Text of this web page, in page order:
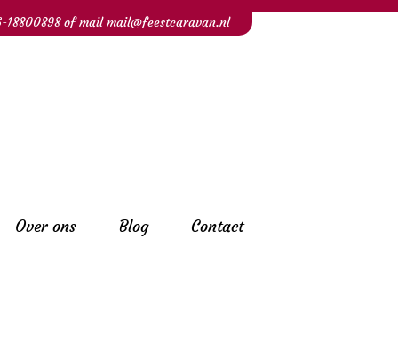
18800898of mailmail@feestcaravan.nl
Over ons Blog Contact